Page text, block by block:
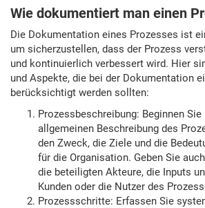
Wie dokumentiert man einen
Die Dokumentation eines Prozesses ist
um sicherzustellen, dass der Prozess
und kontinuierlich verbessert wird. Hier
und Aspekte, die bei der Dokumentation
berücksichtigt werden sollten:
Prozessbeschreibung: Beginnen
allgemeinen Beschreibung des
den Zweck, die Ziele und die
für die Organisation. Geben Sie
die beteiligten Akteure, die Inputs
Kunden oder die Nutzer des
Prozessschritte: Erfassen Sie